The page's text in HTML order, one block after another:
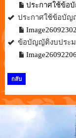
ประกาศใช้ข้อ
ประกาศใช้ข้อบัญ
ข้อบัญญัติงบประม
กลับ